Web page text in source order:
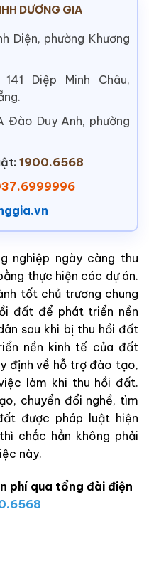
DƯƠNG GIA
Diện, phường Khương
141 Diệp Minh Châu,
Đào Duy Anh, phường
1900.6568
nghiệp ngày càng thu
thực hiện các dự án.
tốt chủ trương chung
đất để phát triển nền
sau khi bị thu hồi đất
nền kinh tế của đất
định về hỗ trợ đào tạo,
làm khi thu hồi đất.
chuyển đổi nghề, tìm
được pháp luật hiện
chắc hẳn không phải
này.
phí qua tổng đài điện